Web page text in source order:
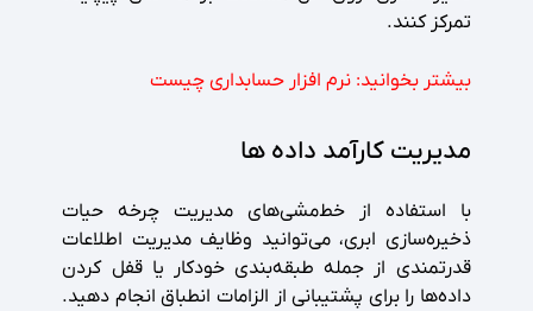
تمرکز کنند.
بیشتر بخوانید:نرم افزار حسابداری چیست
مدیریت کارآمد داده ها
با استفاده از خط‌مشی‌های مدیریت چرخه حیات
ذخیره‌سازی ابری، می‌توانید وظایف مدیریت اطلاعات
قدرتمندی از جمله طبقه‌بندی خودکار یا قفل کردن
داده‌ها را برای پشتیبانی از الزامات انطباق انجام دهید.